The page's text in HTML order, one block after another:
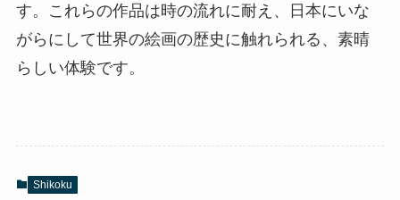
す。これらの作品は時の流れに耐え、日本にいな
がらにして世界の絵画の歴史に触れられる、素晴
らしい体験です。
Shikoku